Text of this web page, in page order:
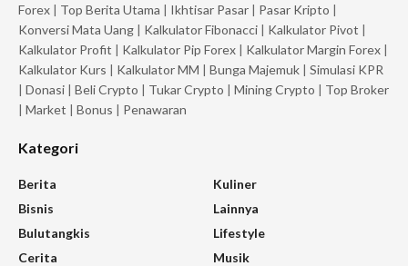
Forex | Top Berita Utama | Ikhtisar Pasar | Pasar Kripto |
Konversi Mata Uang | Kalkulator Fibonacci | Kalkulator Pivot |
Kalkulator Profit | Kalkulator Pip Forex | Kalkulator Margin Forex |
Kalkulator Kurs | Kalkulator MM | Bunga Majemuk | Simulasi KPR
| Donasi | Beli Crypto | Tukar Crypto | Mining Crypto | Top Broker
| Market | Bonus | Penawaran
Kategori
Berita
Bisnis
Bulutangkis
Cerita
Kuliner
Lainnya
Lifestyle
Musik